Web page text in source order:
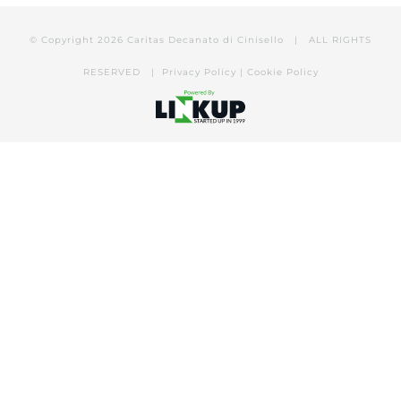
© Copyright 2026 Caritas Decanato di Cinisello | ALL RIGHTS
RESERVED | Privacy Policy | Cookie Policy